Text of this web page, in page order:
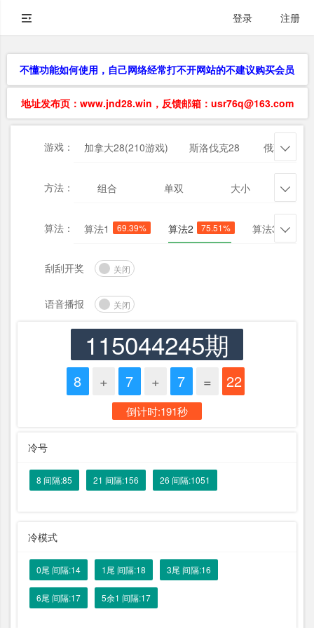
登录 注册
不懂功能如何使用，自己网络经常打不开网站的不建议购买会员
地址发布页：www.jnd28.win，反馈邮箱：usr76q@163.com
游戏： 加拿大28(210游戏) 斯洛伐克28 俄勒冈28

方法： 组合 单双 大小 
算法： 算法1 69.39% 算法2 75.51% 算法3 61.22%

刮刮开奖 关闭
语音播报 关闭
115044245期
8 + 7 + 7 = 22
倒计时:191秒
冷号
8 间隔:85 21 间隔:156 26 间隔:1051
冷模式
0尾 间隔:14 1尾 间隔:18 3尾 间隔:16
6尾 间隔:17 5余1 间隔:17